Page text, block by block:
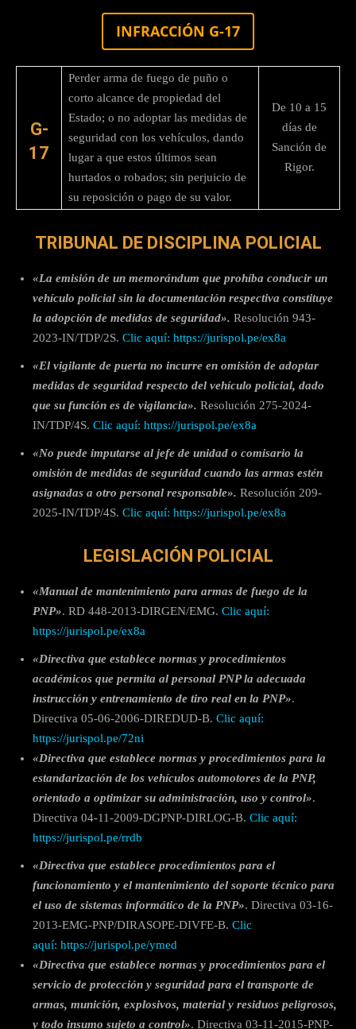
INFRACCIÓN G-17
G-
17
Perder arma de fuego de puño o
corto alcance de propiedad del
Estado; o no adoptar las medidas de
seguridad con los vehículos, dando
lugar a que estos últimos sean
hurtados o robados; sin perjuicio de
su reposición o pago de su valor.
De 10 a 15
días de
Sanción de
Rigor.
TRIBUNAL DE DISCIPLINA POLICIAL
«La emisión de un memorándum que prohíba conducir un
vehículo policial sin la documentación respectiva constituye
la adopción de medidas de seguridad». Resolución 943-
2023-IN/TDP/2S. Clic aquí: https://jurispol.pe/ex8a
«El vigilante de puerta no incurre en omisión de adoptar
medidas de seguridad respecto del vehículo policial, dado
que su función es de vigilancia». Resolución 275-2024-
IN/TDP/4S. Clic aquí: https://jurispol.pe/ex8a
«No puede imputarse al jefe de unidad o comisario la
omisión de medidas de seguridad cuando las armas estén
asignadas a otro personal responsable». Resolución 209-
2025-IN/TDP/4S. Clic aquí: https://jurispol.pe/ex8a
LEGISLACIÓN POLICIAL
«Manual de mantenimiento para armas de fuego de la
PNP». RD 448-2013-DIRGEN/EMG. Clic aquí:
https://jurispol.pe/ex8a
«Directiva que establece normas y procedimientos
académicos que permita al personal PNP la adecuada
instrucción y entrenamiento de tiro real en la PNP».
Directiva 05-06-2006-DIREDUD-B. Clic aquí:
https://jurispol.pe/72ni
«Directiva que establece normas y procedimientos para la
estandarización de los vehículos automotores de la PNP,
orientado a optimizar su administración, uso y control».
Directiva 04-11-2009-DGPNP-DIRLOG-B. Clic aquí:
https://jurispol.pe/rrdb
«Directiva que establece procedimientos para el
funcionamiento y el mantenimiento del soporte técnico para
el uso de sistemas informático de la PNP». Directiva 03-16-
2013-EMG-PNP/DIRASOPE-DIVFE-B. Clic
aquí: https://jurispol.pe/ymed
«Directiva que establece normas y procedimientos para el
servicio de protección y seguridad para el transporte de
armas, munición, explosivos, material y residuos peligrosos,
y todo insumo sujeto a control». Directiva 03-11-2015-PNP-